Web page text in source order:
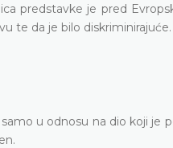
predstavke je pred
te da je bilo diskriminirajuće.
u odnosu na dio koji